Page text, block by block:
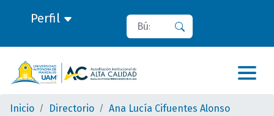
Perfil Buscar
Inicio Directorio Ana Lucía Cifuentes Alonso